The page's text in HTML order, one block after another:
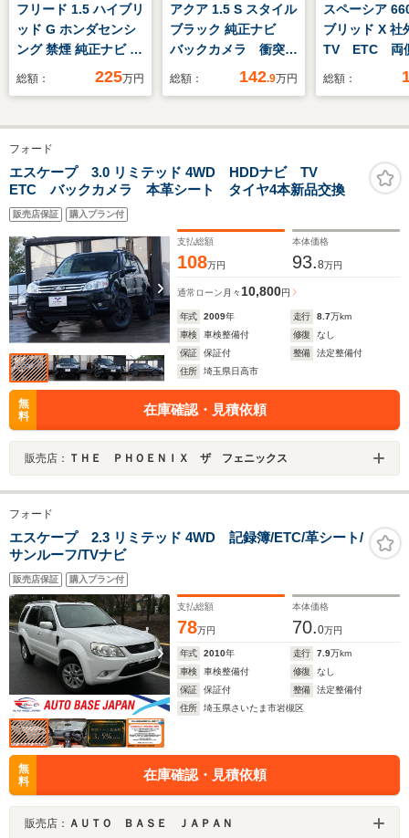
フリード 1.5 ハイブリ
ッド G ホンダセンシ
ング 禁煙 純正ナビ 後
席モニター ワンオー
総額： 225万円
アクア 1.5 S スタイル
ブラック 純正ナビ
バックカメラ 衝突軽
減システム ETC
15インチAW 車線逸
総額： 142.9万円
スペーシア
ブリッド X 社
TV ETC 両
ースライド
レーンキープ
ト アイドリ
ップ スマー
総額：
フォード
エスケープ 3.0 リミテッド 4WD HDDナビ TV
ETC バックカメラ 本革シート タイヤ4本新品交換
販売店保証 購入プラン付
支払総額
108万円
本体価格
93.8万円
通常ローン 月々 10,800円
年式 2009年 走行 8.7万km
車検
車検整備付 修復
なし
保証
保証付 整備
法定整備付
住所
埼玉県日高市
無
料
在庫確認・見積依頼
販売店： ＴＨＥ ＰＨＯＥＮＩＸ ザ フェニックス
フォード
エスケープ 2.3 リミテッド 4WD 記録簿/ETC/革シート/
サンルーフ/TVナビ
販売店保証 購入プラン付
支払総額
78万円
本体価格
70.0万円
年式 2010年 走行 7.9万km
車検
車検整備付 修復
なし
保証
保証付 整備
法定整備付
住所
埼玉県さいたま市岩槻区
無
料
在庫確認・見積依頼
販売店： ＡＵＴＯ ＢＡＳＥ ＪＡＰＡＮ